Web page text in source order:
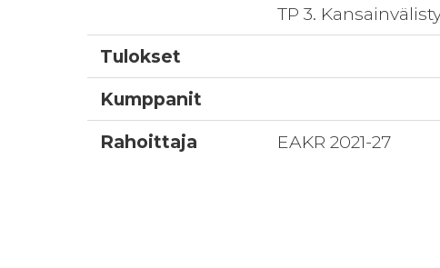
TP 3.
Tulokset
Kumppanit
Rahoittaja
EAKR 2021-27